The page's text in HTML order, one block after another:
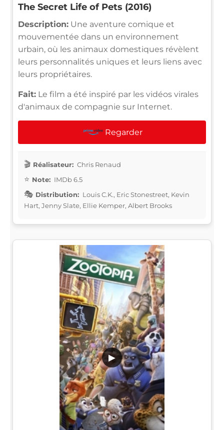
The Secret Life of Pets (2016)
Description: Une aventure comique et
mouvementée dans un environnement
urbain, où les animaux domestiques révèlent
leurs personnalités uniques et leurs liens avec
leurs propriétaires.
Fait: Le film a été inspiré par les vidéos virales
d'animaux de compagnie sur Internet.
Regarder
Réalisateur: Chris Renaud
Note: IMDb 6.5
Distribution: Louis C.K., Eric Stonestreet, Kevin
Hart, Jenny Slate, Ellie Kemper, Albert Brooks
▶